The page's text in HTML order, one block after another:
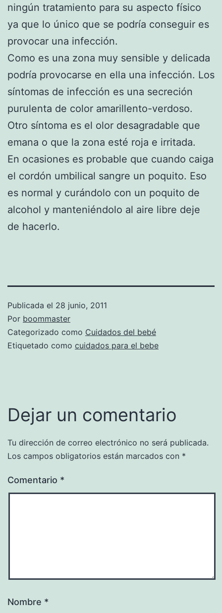
ningún tratamiento para su aspecto físico
ya que lo único que se podría conseguir es
provocar una infección.
Como es una zona muy sensible y delicada
podría provocarse en ella una infección. Los
síntomas de infección es una secreción
purulenta de color amarillento-verdoso.
Otro síntoma es el olor desagradable que
emana o que la zona esté roja e irritada.
En ocasiones es probable que cuando caiga
el cordón umbilical sangre un poquito. Eso
es normal y curándolo con un poquito de
alcohol y manteniéndolo al aire libre deje
de hacerlo.
Publicada el 28 junio, 2011
Por boommaster
Categorizado como Cuidados del bebé
Etiquetado como cuidados para el bebe
Dejar un comentario
Tu dirección de correo electrónico no será publicada.
Los campos obligatorios están marcados con *
Comentario *
Nombre *